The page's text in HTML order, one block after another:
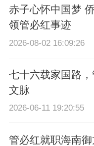
赤子心怀中国梦
领管必红事迹
2026-08-02 16:09:26
七十六载家国路
文脉
2026-06-11 19:20:55
管必红就职海南